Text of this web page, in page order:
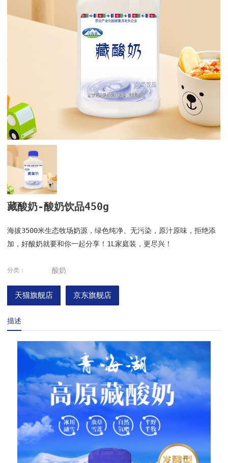
藏酸奶-酸奶饮品450g
海拔3500米生态牧场奶源，绿色纯净、无污染，原汁原味，拒绝添
加，好酸奶就要和你一起分享！1L家庭装，更尽兴！
分类： 酸奶
天猫旗舰店 京东旗舰店
描述